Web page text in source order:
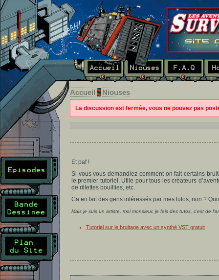
Accueil Niouses
La discussion est fermée, vous ne pouvez pas
Et paf !
Si vous vous demandiez comment on fait certains
le premier tutoriel. Utile pour tous les créateurs
de rillettes bouillies, etc.
Ca en fait des gens intéressés par mes tutos, non ?
Mais je suis un artiste, moi monsieur, je fais des tutos, c’est de
Tutoriel sur le bruitage avec un synthé VST gratuit